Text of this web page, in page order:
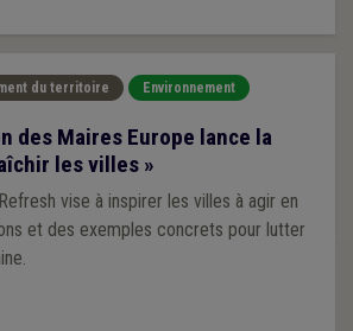
du territoire Environnement
des Maires Europe lance la
les villes »
vise à inspirer les villes à agir en
et des exemples concrets pour lutter